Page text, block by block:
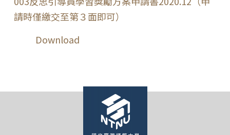
請時僅繳交至第３面即可）
Download